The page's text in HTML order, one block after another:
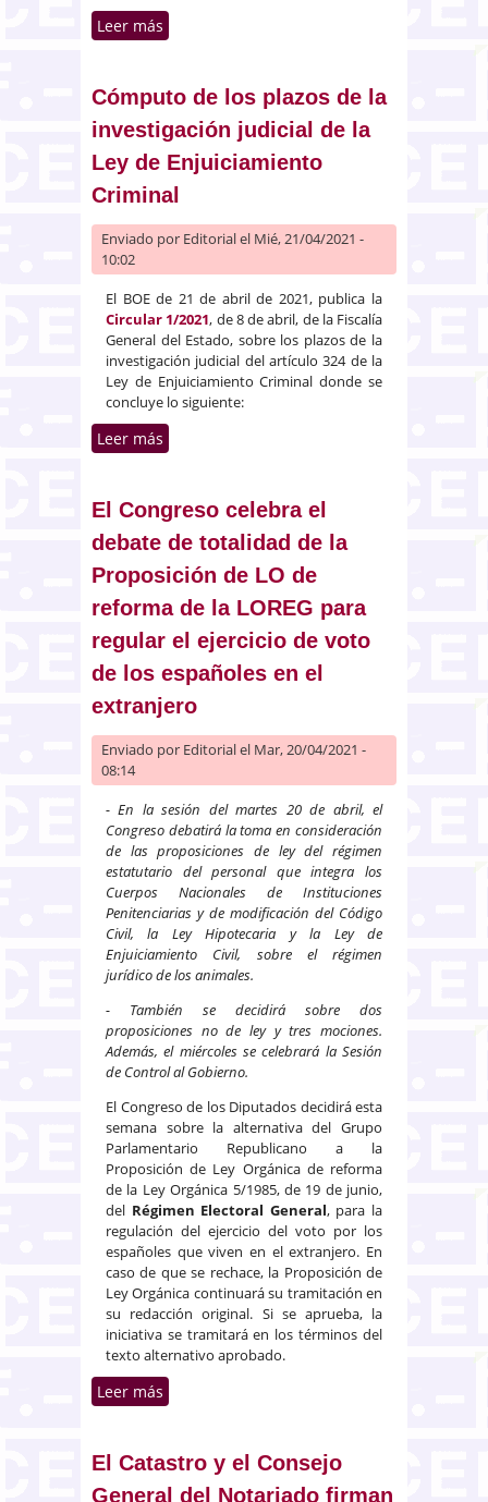
Leer más
Cómputo de los plazos de la
investigación judicial de la
Ley de Enjuiciamiento
Criminal
Enviado por Editorialel Mié, 21/04/2021 -
10:02
El BOE de 21 de abril de 2021, publica la
Circular 1/2021, de 8 de abril, de la Fiscalía
General del Estado, sobre los plazos de la
investigación judicial del artículo 324 de la
Ley de Enjuiciamiento Criminal donde se
concluye lo siguiente:
Leer más
El Congreso celebra el
debate de totalidad de la
Proposición de LO de
reforma de la LOREG para
regular el ejercicio de voto
de los españoles en el
extranjero
Enviado por Editorialel Mar, 20/04/2021 -
08:14
- En la sesión del martes 20 de abril, el
Congreso debatirá la toma en consideración
de las proposiciones de ley del régimen
estatutario del personal que integra los
Cuerpos Nacionales de Instituciones
Penitenciarias y de modificación del Código
Civil, la Ley Hipotecaria y la Ley de
Enjuiciamiento Civil, sobre el régimen
jurídico de los animales.
- También se decidirá sobre dos
proposiciones no de ley y tres mociones.
Además, el miércoles se celebrará la Sesión
de Control al Gobierno.
El Congreso de los Diputados decidirá esta
semana sobre la alternativa del Grupo
Parlamentario Republicano a la
Proposición de Ley Orgánica de reforma
de la Ley Orgánica 5/1985, de 19 de junio,
del Régimen Electoral General, para la
regulación del ejercicio del voto por los
españoles que viven en el extranjero. En
caso de que se rechace, la Proposición de
Ley Orgánica continuará su tramitación en
su redacción original. Si se aprueba, la
iniciativa se tramitará en los términos del
texto alternativo aprobado.
Leer más
la LOREG para regular el
ejercicio de voto de los
El Catastro y el Consejo
General del Notariado firman